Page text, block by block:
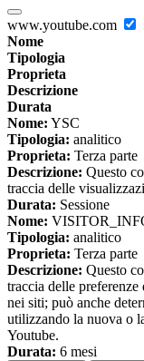
www.youtube.com
Nome
Tipologia
Proprieta
Descrizione
Durata
Nome: YSC
Tipologia: analitico
Proprieta: Terza parte
Descrizione: Questo
traccia delle
Durata: Sessione
Nome:
Tipologia: analitico
Proprieta: Terza parte
Descrizione: Questo
traccia delle
nei siti; può anche
utilizzando la nuova o
Youtube.
Durata: 6 mesi